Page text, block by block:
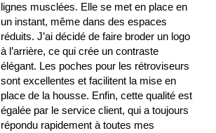
lignes musclées. Elle se met en place en
un instant, même dans des espaces
réduits. J’ai décidé de faire broder un logo
à l’arrière, ce qui crée un contraste
élégant. Les poches pour les rétroviseurs
sont excellentes et facilitent la mise en
place de la housse. Enfin, cette qualité est
égalée par le service client, qui a toujours
répondu rapidement à toutes mes